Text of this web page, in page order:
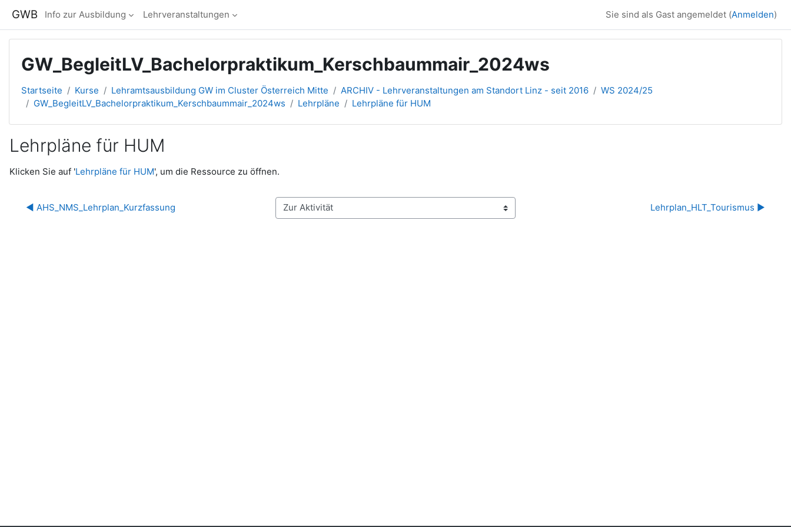
GWB Info zur Ausbildung Lehrveranstaltungen Sie sind als Gast angemeldet (Anmelden)
GW_BegleitLV_Bachelorpraktikum_Kerschbaummair_2024ws
Startseite Kurse Lehramtsausbildung GW im Cluster Österreich Mitte ARCHIV - Lehrveranstaltungen am Standort Linz - seit 2016
WS 2024/25
GW_BegleitLV_Bachelorpraktikum_Kerschbaummair_2024ws
Lehrpläne Lehrpläne für HUM
Lehrpläne für HUM
Abschlussbedingungen
Klicken Sie auf 'Lehrpläne für HUM', um die Ressource zu öffnen.
◀︎ AHS_NMS_Lehrplan_Kurzfassung Zur Aktivität Lehrplan_HLT_Tourismus ▶︎